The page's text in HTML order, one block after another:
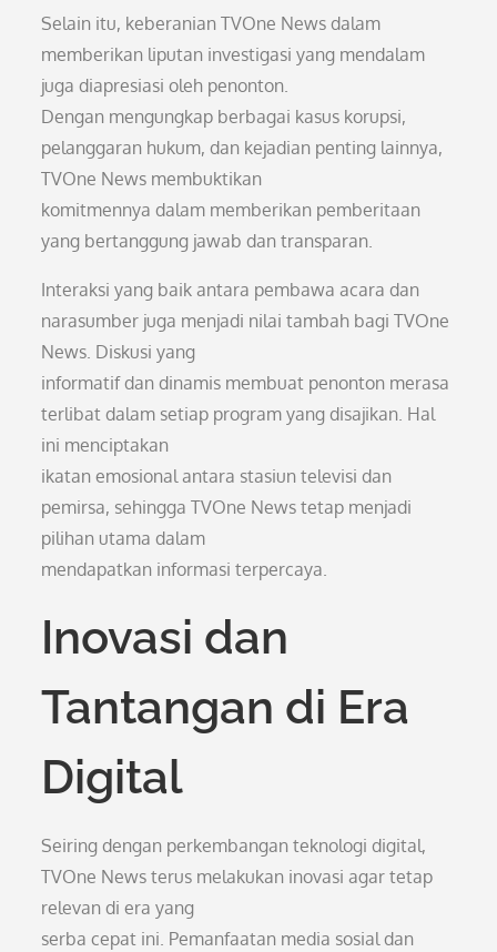
Selain itu, keberanian TVOne News dalam
memberikan liputan investigasi yang mendalam
juga diapresiasi oleh penonton.
Dengan mengungkap berbagai kasus korupsi,
pelanggaran hukum, dan kejadian penting lainnya,
TVOne News membuktikan
komitmennya dalam memberikan pemberitaan
yang bertanggung jawab dan transparan.
Interaksi yang baik antara pembawa acara dan
narasumber juga menjadi nilai tambah bagi TVOne
News. Diskusi yang
informatif dan dinamis membuat penonton merasa
terlibat dalam setiap program yang disajikan. Hal
ini menciptakan
ikatan emosional antara stasiun televisi dan
pemirsa, sehingga TVOne News tetap menjadi
pilihan utama dalam
mendapatkan informasi terpercaya.
Inovasi dan
Tantangan di Era
Digital
Seiring dengan perkembangan teknologi digital,
TVOne News terus melakukan inovasi agar tetap
relevan di era yang
serba cepat ini. Pemanfaatan media sosial dan